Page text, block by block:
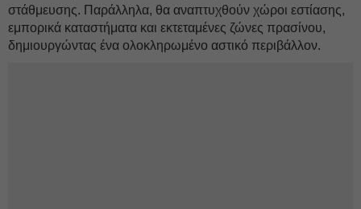
στάθμευσης. Παράλληλα, θα αναπτυχθούν χώροι εστίασης,
εμπορικά καταστήματα και εκτεταμένες ζώνες πρασίνου,
δημιουργώντας ένα ολοκληρωμένο αστικό περιβάλλον.